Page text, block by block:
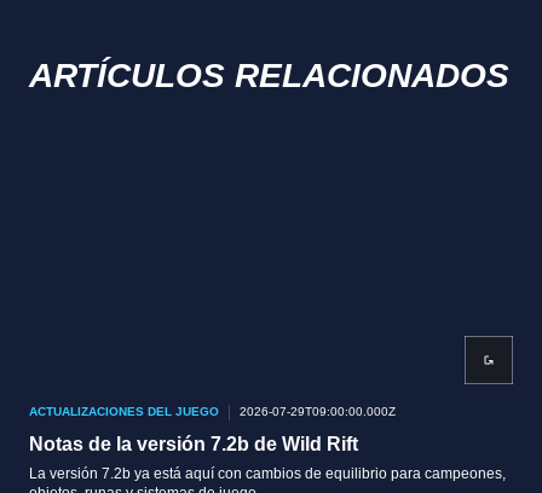
ARTÍCULOS RELACIONADOS
ACTUALIZACIONES DEL JUEGO 2026-07-29T09:00:00.000Z
Notas de la versión 7.2b de Wild Rift
La versión 7.2b ya está aquí con cambios de equilibrio para campeones,